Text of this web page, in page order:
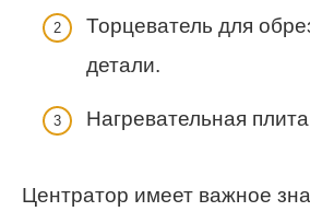
Торцеватель для
детали.
Нагревательная
Центратор имеет важное